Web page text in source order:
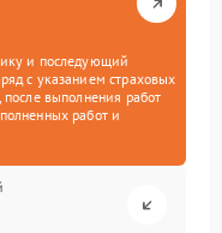
и последующий
с указанием страховых
после выполнения работ
работ и